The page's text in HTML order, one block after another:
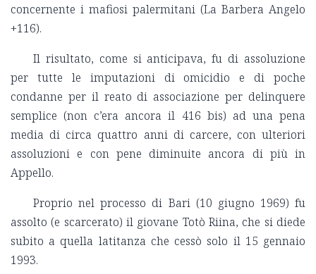
concernente i mafiosi palermitani (La Barbera Angelo
+116).
Il risultato, come si anticipava, fu di assoluzione
per tutte le imputazioni di omicidio e di poche
condanne per il reato di associazione per delinquere
semplice (non c’era ancora il 416 bis) ad una pena
media di circa quattro anni di carcere, con ulteriori
assoluzioni e con pene diminuite ancora di più in
Appello.
Proprio nel processo di Bari (10 giugno 1969) fu
assolto (e scarcerato) il giovane Totò Riina, che si diede
subito a quella latitanza che cessò solo il 15 gennaio
1993.